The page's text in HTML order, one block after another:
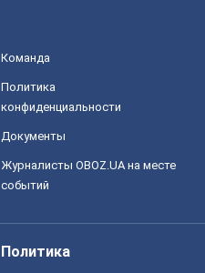
Команда
Политика
конфиденциальности
Документы
Журналисты OBOZ.UA на месте
событий
Политика